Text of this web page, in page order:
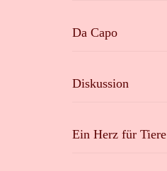
Da Capo
Diskussion
Ein Herz für Tiere